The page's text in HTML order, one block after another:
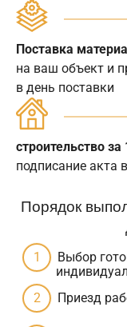
Поставка
на ваш объект и
в день поставки
строительство за
подписание акта
Порядок
Выбор
Приезд